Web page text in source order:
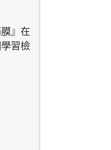
』在
習檢